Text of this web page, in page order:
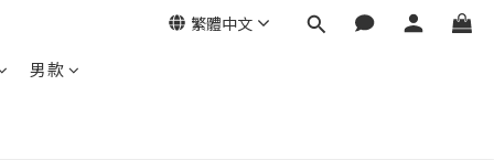
繁體中文
男款